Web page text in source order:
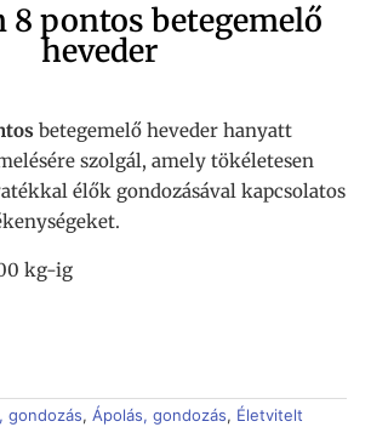
8 pontos betegemelő
heveder
betegemelő heveder hanyatt
szolgál, amely tökéletesen
élők gondozásával kapcsolatos
kg-ig
gondozás, Ápolás, gondozás, Életvitelt